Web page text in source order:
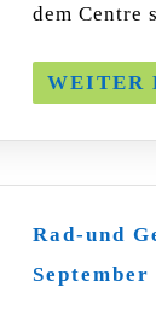
dem Centre
WEITER
Rad-und
September